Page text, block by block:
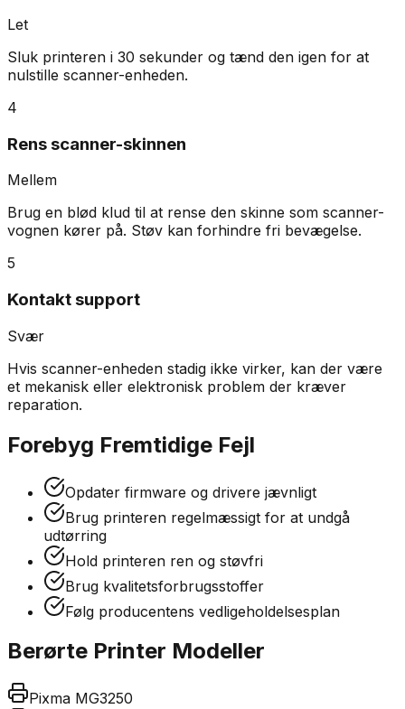
Let
Sluk printeren i 30 sekunder og tænd den igen for at
nulstille scanner-enheden.
4
Rens scanner-skinnen
Mellem
Brug en blød klud til at rense den skinne som scanner-
vognen kører på. Støv kan forhindre fri bevægelse.
5
Kontakt support
Svær
Hvis scanner-enheden stadig ikke virker, kan der være
et mekanisk eller elektronisk problem der kræver
reparation.
Forebyg Fremtidige Fejl
Opdater firmware og drivere jævnligt
Brug printeren regelmæssigt for at undgå
udtørring
Hold printeren ren og støvfri
Brug kvalitetsforbrugsstoffer
Følg producentens vedligeholdelsesplan
Berørte Printer Modeller
Pixma MG3250